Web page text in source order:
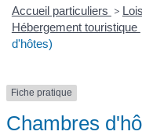
Accueil particuliers >
Hébergement touristique
d'hôtes)
Fiche pratique
Chambres